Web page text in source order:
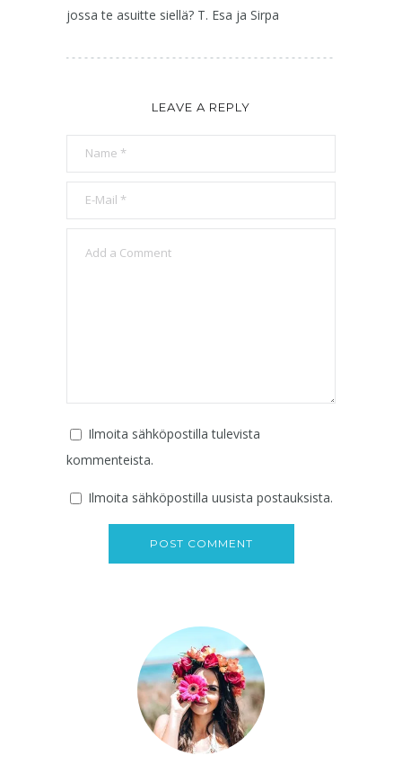
jossa te asuitte siellä? T. Esa ja Sirpa
LEAVE A REPLY
Ilmoita sähköpostilla tulevista
kommenteista.
Ilmoita sähköpostilla uusista postauksista.